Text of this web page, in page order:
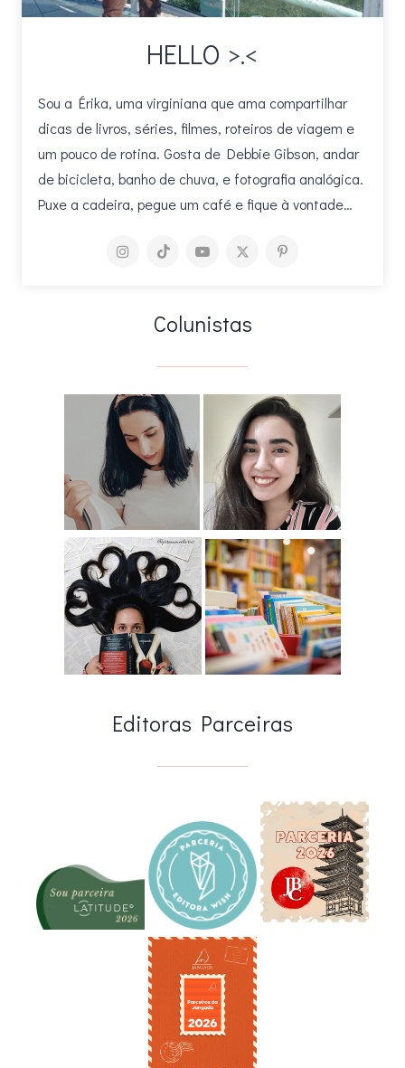
HELLO >.<
Sou a Érika, uma virginiana que ama compartilhar
dicas de livros, séries, filmes, roteiros de viagem e
um pouco de rotina. Gosta de Debbie Gibson, andar
de bicicleta, banho de chuva, e fotografia analógica.
Puxe a cadeira, pegue um café e fique à vontade…
Colunistas
Editoras Parceiras